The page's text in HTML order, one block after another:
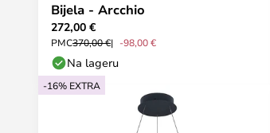
Bijela - Arcchio
272,00 €
PMC370,00 € -98,00 €
Na lageru
-16% EXTRA